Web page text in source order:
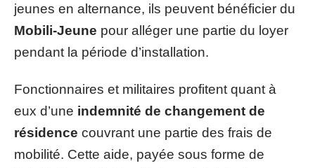
jeunes en alternance, ils peuvent bénéficier du
Mobili-Jeune pour alléger une partie du loyer
pendant la période d’installation.
Fonctionnaires et militaires profitent quant à
eux d’une indemnité de changement de
résidence couvrant une partie des frais de
mobilité. Cette aide, payée sous forme de